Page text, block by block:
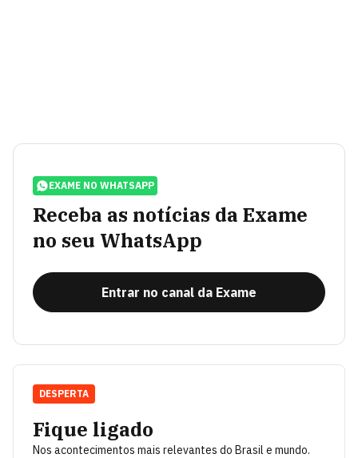
EXAME NO WHATSAPP
Receba as notícias da Exame
no seu WhatsApp
Entrar no canal da Exame
Fique ligado
Nos acontecimentos mais relevantes do Brasil e mundo.
DESPERTA